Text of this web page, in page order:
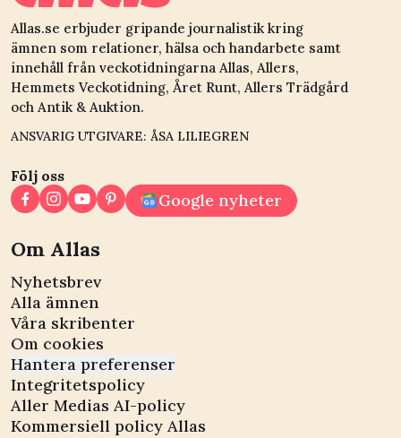
Allas.se erbjuder gripande journalistik kring
ämnen som relationer, hälsa och handarbete samt
innehåll från veckotidningarna Allas, Allers,
Hemmets Veckotidning, Året Runt, Allers Trädgård
och Antik & Auktion.
ANSVARIG UTGIVARE: ÅSA LILIEGREN
Följ oss
Google nyheter
Om Allas
Nyhetsbrev
Alla ämnen
Våra skribenter
Om cookies
Hantera preferenser
Integritetspolicy
Aller Medias AI-policy
Kommersiell policy Allas